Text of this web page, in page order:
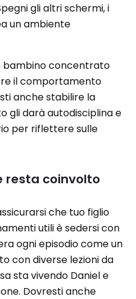
gli altri schermi, i
un ambiente
bambino concentrato
il comportamento
anche stabilire la
gli darà autodisciplina e
per riflettere sulle
resta coinvolto
che tuo figlio
utili è sedersi con
ogni episodio come un
con diverse lezioni da
sta vivendo Daniel e
Dovresti anche